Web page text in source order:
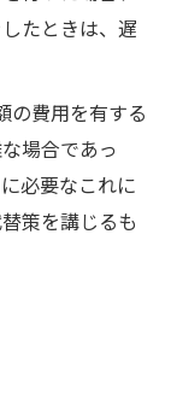
たときは、遅
の費用を有する
場合であっ
必要なこれに
策を講じるも